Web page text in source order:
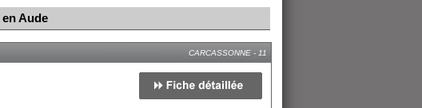
Aude
CARCASSONNE - 11